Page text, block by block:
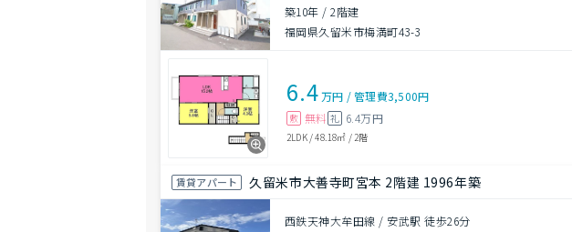
築10年 /2階建
福岡県久留米市梅満町43-3
6.4万円 /管理費3,500円
敷 無料 礼 6.4万円
2LDK/48.18㎡ / 2階
賃貸アパート 久留米市大善寺町宮本 2階建 1996年築
西鉄天神大牟田線 / 安武駅 徒歩26分